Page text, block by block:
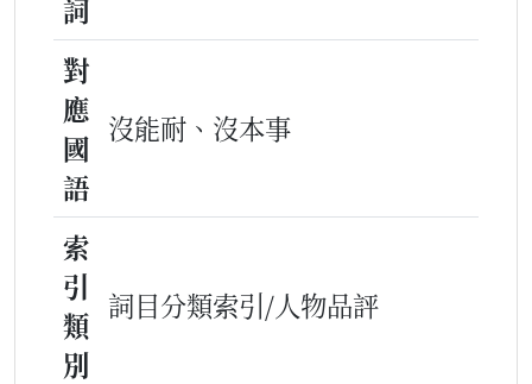
詞
對
應
國
語
沒能耐、沒本事
索
引
類
別
詞目分類索引/人物品評